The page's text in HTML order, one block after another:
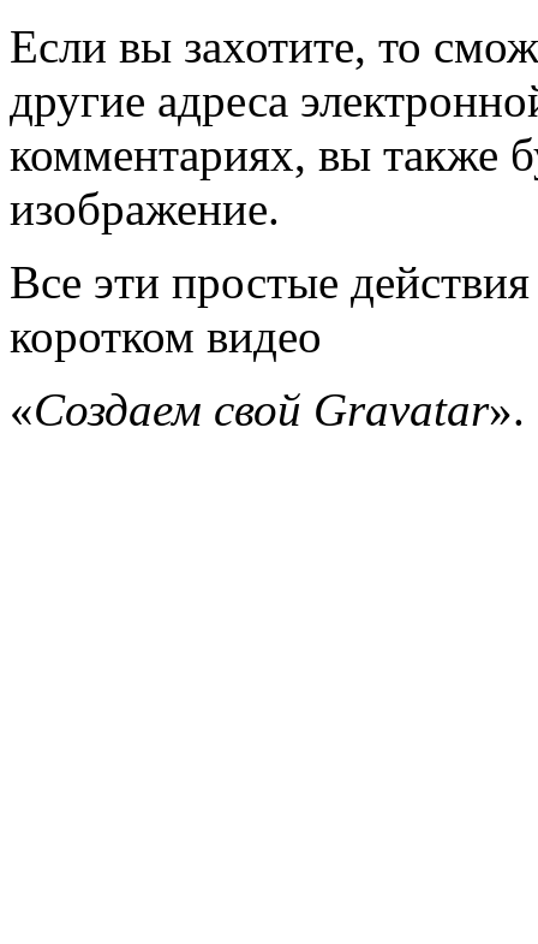
Если вы захотите, то
другие адреса
комментариях, вы также
изображение.
Все эти простые
коротком видео
«Создаем свой Gravatar».